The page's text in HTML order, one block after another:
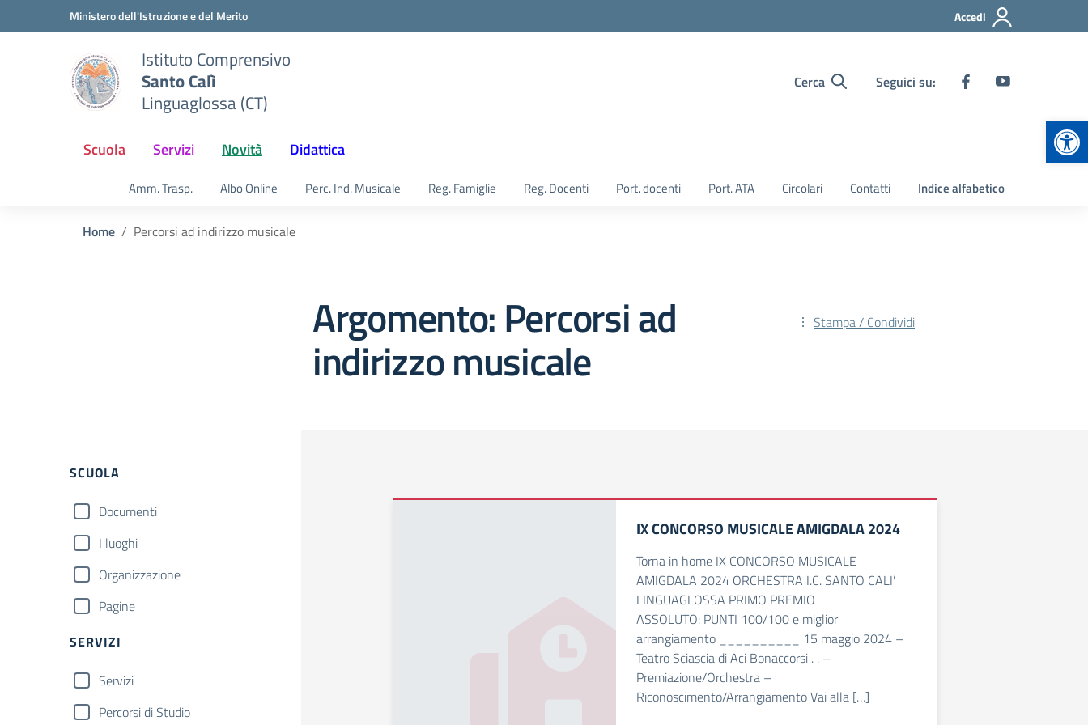
Vai ai contenuti
Vai al menu di navigazioneMinistero dell'Istruzione e del Merito Accedi
Istituto Comprensivo
Santo Calì
Linguaglossa (CT)
Cerca Seguici su:
Scuola Servizi Novità Didattica
Amm. Trasp. Albo Online Perc. Ind. Musicale Reg. Famiglie Reg. Docenti Port. docenti Port. ATA Circolari Contatti Indice alfabetico
Home Percorsi ad indirizzo musicale
Argomento: Percorsi ad
indirizzo musicale
Stampa / Condividi
Filtri
SCUOLA
Documenti
I luoghi
Organizzazione
Pagine
SERVIZI
Servizi
Percorsi di Studio
IX CONCORSO MUSICALE AMIGDALA 2024
Torna in home IX CONCORSO MUSICALE
AMIGDALA 2024 ORCHESTRA I.C. SANTO CALI’
LINGUAGLOSSA PRIMO PREMIO
ASSOLUTO: PUNTI 100/100 e miglior
arrangiamento __________ 15 maggio 2024 –
Teatro Sciascia di Aci Bonaccorsi . . –
Premiazione/Orchestra –
Riconoscimento/Arrangiamento Vai alla […]